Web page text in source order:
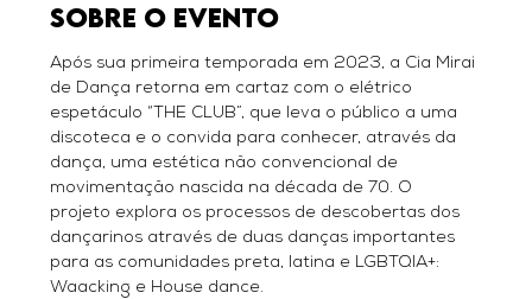
Sobre o evento
Após sua primeira temporada em 2023, a Cia Mirai
de Dança retorna em cartaz com o elétrico
espetáculo “THE CLUB”, que leva o público a uma
discoteca e o convida para conhecer, através da
dança, uma estética não convencional de
movimentação nascida na década de 70. O
projeto explora os processos de descobertas dos
dançarinos através de duas danças importantes
para as comunidades preta, latina e LGBTQIA+:
Waacking e House dance.